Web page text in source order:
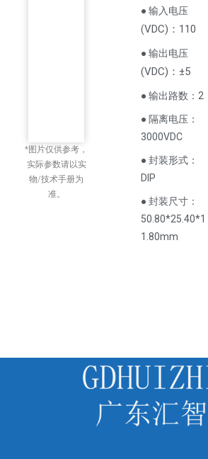
*图片仅供参考，
实际参数请以实
物/技术手册为
准。
● 输入电压
(VDC)：110
● 输出电压
(VDC) ：±5
● 输出路数：2
● 隔离电压：
3000VDC
● 封装形式：
DIP
● 封装尺寸：
50.80*25.40*1
1.80mm